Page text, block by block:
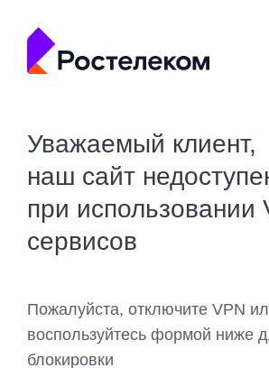
Уважаемый клиент,
наш сайт
при использовании
сервисов
Пожалуйста, отключите VPN
воспользуйтесь формой ниже
блокировки